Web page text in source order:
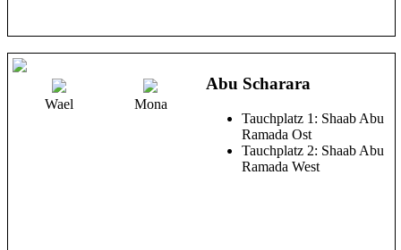
Wael Mona
Abu Scharara
Tauchplatz 1: Shaab Abu
Ramada Ost
Tauchplatz 2: Shaab Abu
Ramada West